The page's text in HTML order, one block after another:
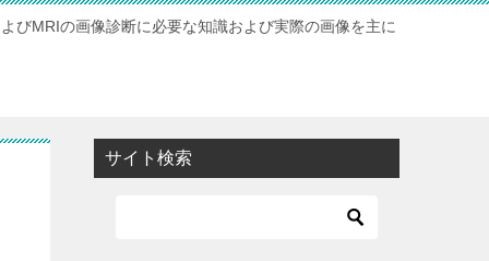
びMRIの画像診断に必要な知識および実際の画像を主に
サイト検索